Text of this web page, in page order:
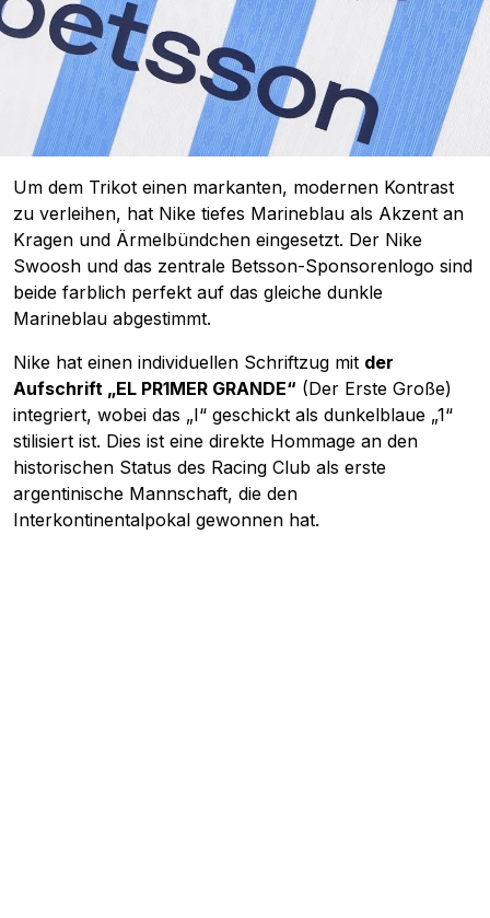
Um dem Trikot einen markanten, modernen Kontrast
zu verleihen, hat Nike tiefes Marineblau als Akzent an
Kragen und Ärmelbündchen eingesetzt. Der Nike
Swoosh und das zentrale Betsson-Sponsorenlogo sind
beide farblich perfekt auf das gleiche dunkle
Marineblau abgestimmt.
Nike hat einen individuellen Schriftzug mit der
Aufschrift „EL PR1MER GRANDE“ (Der Erste Große)
integriert, wobei das „I“ geschickt als dunkelblaue „1“
stilisiert ist. Dies ist eine direkte Hommage an den
historischen Status des Racing Club als erste
argentinische Mannschaft, die den
Interkontinentalpokal gewonnen hat.